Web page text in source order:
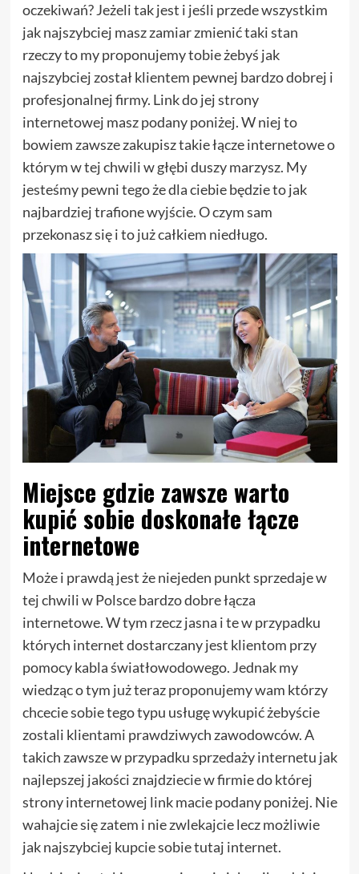
oczekiwań? Jeżeli tak jest i jeśli przede wszystkim
jak najszybciej masz zamiar zmienić taki stan
rzeczy to my proponujemy tobie żebyś jak
najszybciej został klientem pewnej bardzo dobrej i
profesjonalnej firmy. Link do jej strony
internetowej masz podany poniżej. W niej to
bowiem zawsze zakupisz takie łącze internetowe o
którym w tej chwili w głębi duszy marzysz. My
jesteśmy pewni tego że dla ciebie będzie to jak
najbardziej trafione wyjście. O czym sam
przekonasz się i to już całkiem niedługo.
Miejsce gdzie zawsze warto
kupić sobie doskonałe łącze
internetowe
Może i prawdą jest że niejeden punkt sprzedaje w
tej chwili w Polsce bardzo dobre łącza
internetowe. W tym rzecz jasna i te w przypadku
których internet dostarczany jest klientom przy
pomocy kabla światłowodowego. Jednak my
wiedząc o tym już teraz proponujemy wam którzy
chcecie sobie tego typu usługę wykupić żebyście
zostali klientami prawdziwych zawodowców. A
takich zawsze w przypadku sprzedaży internetu jak
najlepszej jakości znajdziecie w firmie do której
strony internetowej link macie podany poniżej. Nie
wahajcie się zatem i nie zwlekajcie lecz możliwie
jak najszybciej kupcie sobie tutaj internet.